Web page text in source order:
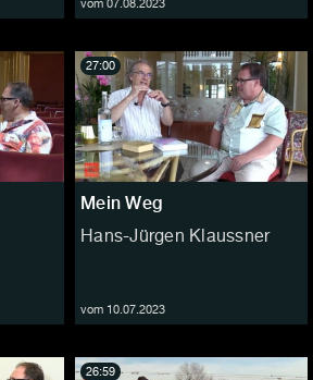
vom 07.08.2023
Mein Weg
Hans-Jürgen Klaussner
vom 10.07.2023
27:00
26:59